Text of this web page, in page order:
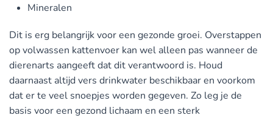
Mineralen
Dit is erg belangrijk voor een gezonde groei. Overstappen
op volwassen kattenvoer kan wel alleen pas wanneer de
dierenarts aangeeft dat dit verantwoord is. Houd
daarnaast altijd vers drinkwater beschikbaar en voorkom
dat er te veel snoepjes worden gegeven. Zo leg je de
basis voor een gezond lichaam en een sterk